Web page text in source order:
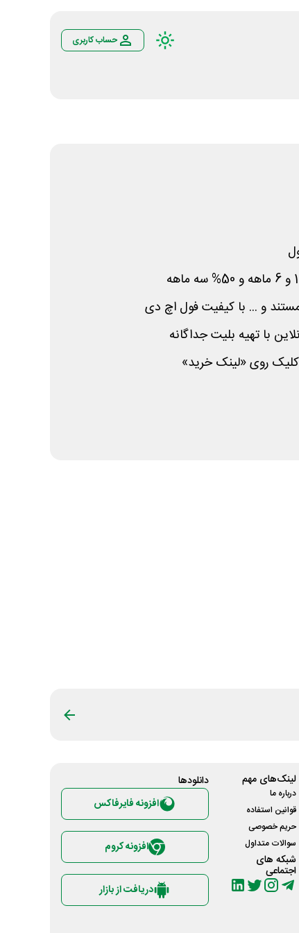
حساب کاربری
مستند و ... با کیفیت فول اچ دی
با تهیه بلیت جداگانه
کلیک روی «لینک خرید»
لینک‌های مهم
درباره ما
قوانین استفاده
حریم خصوصی
سوالات متداول
شبکه های
اجتماعی
دانلود‌ها
افزونه فایرفاکس
افزونه کروم
دریافت از بازار